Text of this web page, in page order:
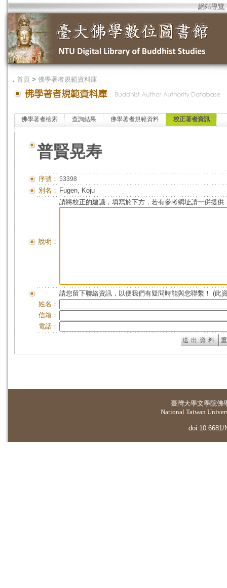
網站導覽
． 首頁 > 佛學著者規範資料庫
佛學著者檢索 查詢結果 佛學著者規範資料 校正著者資訊
普賢晃寿
序號： 53398
別名： Fugen, Koju
說明：
請將校正的建議，填寫於下方，若有參考網址請一併提供
請您留下聯絡資訊，以便我們有疑問時能與您聯繫！ (此
姓名：
信箱：
電話：
臺灣大學文學院佛
National Taiwan
doi:10.6681/